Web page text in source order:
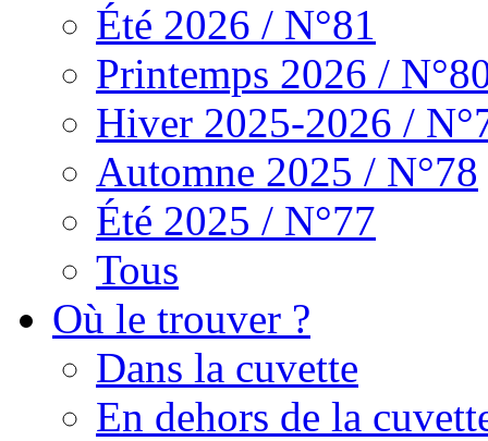
Été 2026 / N°81
Printemps 2026 /
Hiver 2025-2026 /
Automne 2025 / N°78
Été 2025 / N°77
Tous
Où le trouver ?
Dans la cuvette
En dehors de la